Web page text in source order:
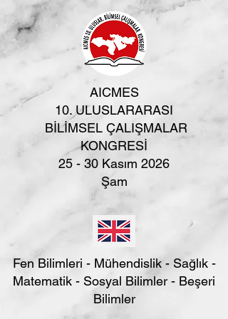
AICMES
10. ULUSLARARASI
BİLİMSEL ÇALIŞMALAR
KONGRESİ
25 - 30 Kasım 2026
Şam
Fen Bilimleri - Mühendislik - Sağlık -
Matematik - Sosyal Bilimler - Beşeri
Bilimler